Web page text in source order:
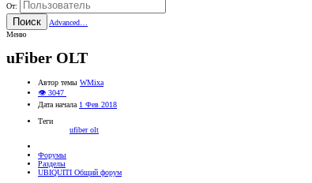
От:
Поиск
Advanced…
Меню
uFiber OLT
Автор темы WMixa
👁 3047
Дата начала 1 Фев 2018
Теги
ufiber olt
Форумы
Разделы
UBIQUITI Общий форум